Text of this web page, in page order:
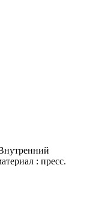
: пресс.